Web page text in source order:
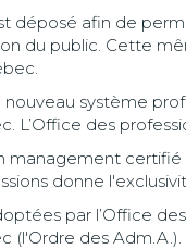
déposé afin de
du public. Cette
système
L’Office des
management
donne
par l’Office
(l'Ordre des